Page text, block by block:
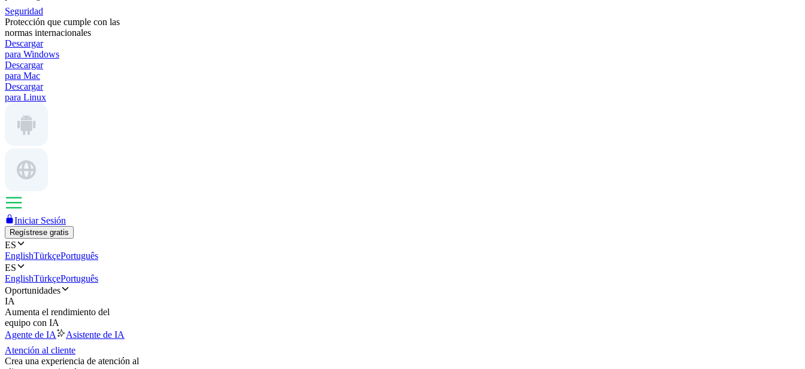
Seguridad
Protección que cumple con las
normas internacionales
Descargar
para Windows
Descargar
para Mac
Descargar
para Linux
Iniciar Sesión
Regístrese gratis
ES
EnglishTürkçePortuguês
ES
EnglishTürkçePortuguês
Oportunidades
IA
Aumenta el rendimiento del
equipo con IA
Agente de IA
Asistente de IA
Atención al cliente
Crea una experiencia de atención al